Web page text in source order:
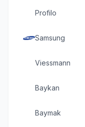
Profilo
Samsung
Viessmann
Baykan
Baymak